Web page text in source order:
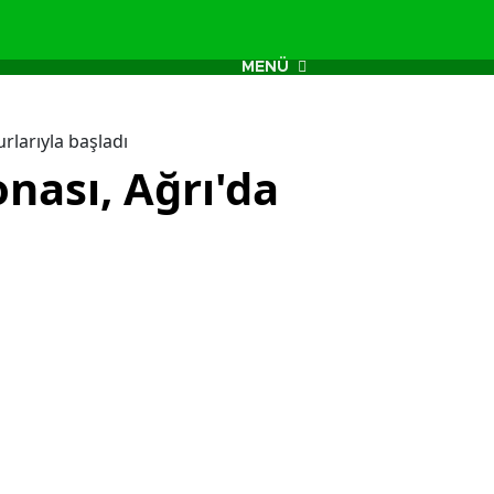
MENÜ
başladı
Ağrı'da